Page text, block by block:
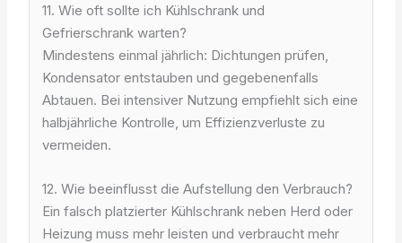
11. Wie oft sollte ich Kühlschrank und
Gefrierschrank warten?
Mindestens einmal jährlich: Dichtungen prüfen,
Kondensator entstauben und gegebenenfalls
Abtauen. Bei intensiver Nutzung empfiehlt sich eine
halbjährliche Kontrolle, um Effizienzverluste zu
vermeiden.
12. Wie beeinflusst die Aufstellung den Verbrauch?
Ein falsch platzierter Kühlschrank neben Herd oder
Heizung muss mehr leisten und verbraucht mehr